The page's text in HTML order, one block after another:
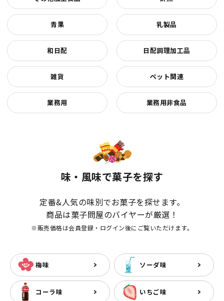
青果 乳製品
和日配 日配調理加工品
雑貨 ペット関連
業務用 業務用非食品
味・風味で菓子を探す
定番&人気の味別でお菓子を探せます。
商品は菓子問屋のバイヤーが厳選！
※販売価格は会員登録・ログイン後にご覧いただけます。
梅味 ソーダ味
コーラ味 いちご味